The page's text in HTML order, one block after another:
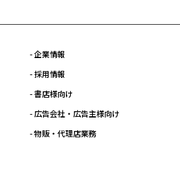
- 企業情報
- 採用情報
- 書店様向け
- 広告会社・広告主様向け
- 物販・代理店業務